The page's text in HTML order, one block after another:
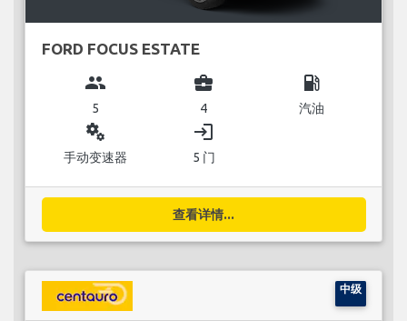
FORD FOCUS ESTATE
group
5
business_center
4
local_gas_station
汽油
miscellaneous_services
手动变速器
login
5 门
查看详情...
中级